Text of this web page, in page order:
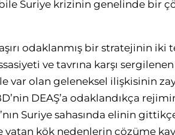
Suriye krizinin genelinde bir
odaklanmış bir stratejinin iki
ve tavrına karşı
var olan geleneksel ilişkisinin
DEAŞ’a odaklandıkça
Suriye sahasında elinin
yatan kök nedenlerin çözüme